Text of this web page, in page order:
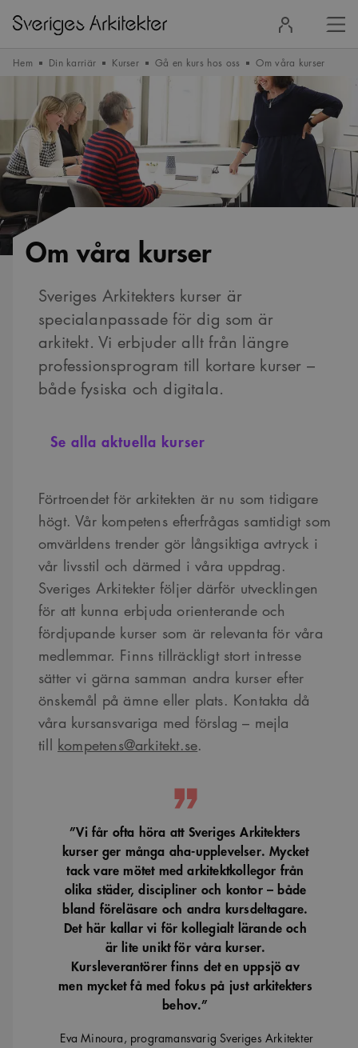
in
Hem Din karriär Kurser Gå en kurs hos oss Om våra kurser
Om våra kurser
Sveriges Arkitekters kurser är
specialanpassade för dig som är
arkitekt. Vi erbjuder allt från längre
professionsprogram till kortare kurser –
både fysiska och digitala.
Se alla aktuella kurser
Förtroendet för arkitekten är nu som tidigare
högt. Vår kompetens efterfrågas samtidigt som
omvärldens trender gör långsiktiga avtryck i
vår livsstil och därmed i våra uppdrag.
Sveriges Arkitekter följer därför utvecklingen
för att kunna erbjuda orienterande och
fördjupande kurser som är relevanta för våra
medlemmar. Finns tillräckligt stort intresse
sätter vi gärna samman andra kurser efter
önskemål på ämne eller plats. Kontakta då
våra kursansvariga med förslag – mejla
till kompetens@arkitekt.se.
”Vi får ofta höra att Sveriges Arkitekters
kurser ger många aha-upplevelser. Mycket
tack vare mötet med arkitektkollegor från
olika städer, discipliner och kontor – både
bland föreläsare och andra kursdeltagare.
Det här kallar vi för kollegialt lärande och
är lite unikt för våra kurser.
Kursleverantörer finns det en uppsjö av
men mycket få med fokus på just arkitekters
behov.”
Eva Minoura, programansvarig Sveriges Arkitekter